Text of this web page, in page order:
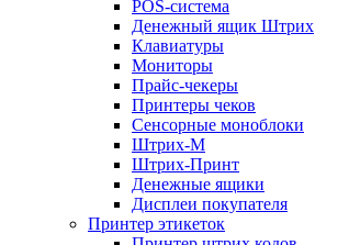
POS-система
Денежный ящик Штрих
Клавиатуры
Мониторы
Прайс-чекеры
Принтеры чеков
Сенсорные моноблоки
Штрих-М
Штрих-Принт
Денежные ящики
Дисплеи покупателя
Принтер этикеток